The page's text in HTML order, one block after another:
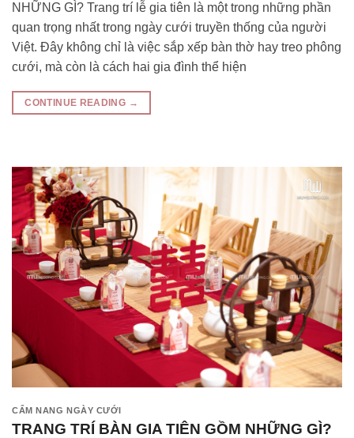
NHỮNG GÌ? Trang trí lễ gia tiên là một trong những phần
quan trọng nhất trong ngày cưới truyền thống của người
Việt. Đây không chỉ là việc sắp xếp bàn thờ hay treo phông
cưới, mà còn là cách hai gia đình thể hiện
CONTINUE READING →
CẨM NANG NGÀY CƯỚI
TRANG TRÍ BÀN GIA TIÊN GỒM NHỮNG GÌ?